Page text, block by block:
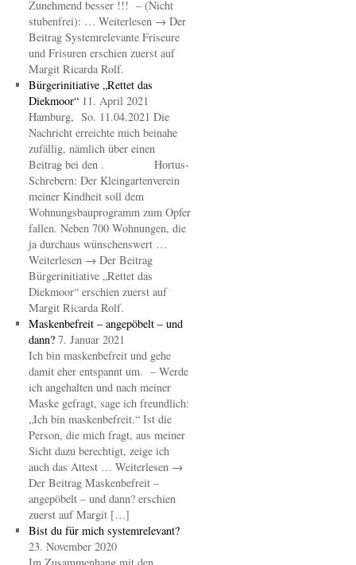
Zunehmend besser !!! – (Nicht
stubenfrei): … Weiterlesen → Der
Beitrag Systemrelevante Friseure
und Frisuren erschien zuerst auf
Margit Ricarda Rolf.
Bürgerinitiative „Rettet das
Diekmoor“ 11. April 2021
Hamburg, So. 11.04.2021 Die
Nachricht erreichte mich beinahe
zufällig, nämlich über einen
Beitrag bei den . Hortus-
Schrebern: Der Kleingartenverein
meiner Kindheit soll dem
Wohnungsbauprogramm zum Opfer
fallen. Neben 700 Wohnungen, die
ja durchaus wünschenswert …
Weiterlesen → Der Beitrag
Bürgerinitiative „Rettet das
Diekmoor“ erschien zuerst auf
Margit Ricarda Rolf.
Maskenbefreit – angepöbelt – und
dann? 7. Januar 2021
Ich bin maskenbefreit und gehe
damit eher entspannt um. – Werde
ich angehalten und nach meiner
Maske gefragt, sage ich freundlich:
„Ich bin maskenbefreit.“ Ist die
Person, die mich fragt, aus meiner
Sicht dazu berechtigt, zeige ich
auch das Attest … Weiterlesen →
Der Beitrag Maskenbefreit –
angepöbelt – und dann? erschien
zuerst auf Margit […]
Bist du für mich systemrelevant?
23. November 2020